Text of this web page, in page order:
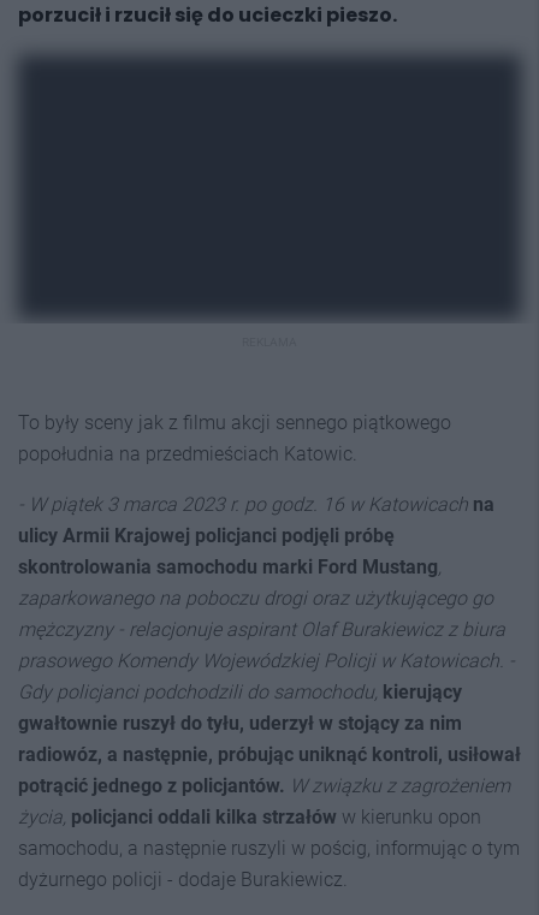
porzucił i rzucił się do ucieczki pieszo.
To były sceny jak z filmu akcji sennego piątkowego
popołudnia na przedmieściach Katowic.
- W piątek 3 marca 2023 r. po godz. 16 w Katowicach na
ulicy Armii Krajowej policjanci podjęli próbę
skontrolowania samochodu marki Ford Mustang
zaparkowanego na poboczu drogi oraz użytkującego go
mężczyzny - relacjonuje aspirant Olaf Burakiewicz z biura
prasowego Komendy Wojewódzkiej Policji w Katowicach. -
Gdy policjanci podchodzili do samochodu, kierujący
gwałtownie ruszył do tyłu, uderzył w stojący za nim
radiowóz, a następnie, próbując uniknąć kontroli, usiłował
potrącić jednego z policjantów. W związku z zagrożeniem
życia, policjanci oddali kilka strzałów w kierunku opon
samochodu, a następnie ruszyli w pościg, informując o tym
dyżurnego policji - dodaje Burakiewicz.